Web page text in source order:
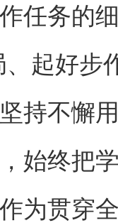
任务的
、起好
持不懈
始终把
为贯穿